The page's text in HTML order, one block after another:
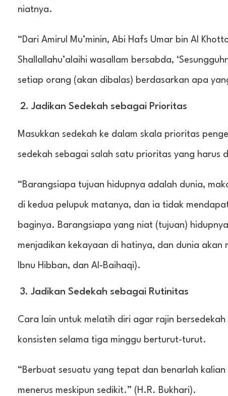
niatnya.
“Dari Amirul Mu’minin, Abi Hafs Umar bin Al
Shallallahu’alaihi wasallam bersabda,
setiap orang (akan dibalas) berdasarkan apa
2. Jadikan Sedekah sebagai Prioritas
Masukkan sedekah ke dalam skala prioritas
sedekah sebagai salah satu prioritas yang harus
“Barangsiapa tujuan hidupnya adalah dunia,
di kedua pelupuk matanya, dan ia tidak
baginya. Barangsiapa yang niat (tujuan)
menjadikan kekayaan di hatinya, dan dunia
Ibnu Hibban, dan Al-Baihaqi).
3. Jadikan Sedekah sebagai Rutinitas
Cara lain untuk melatih diri agar rajin
konsisten selama tiga minggu berturut-turut.
“Berbuat sesuatu yang tepat dan benarlah
menerus meskipun sedikit.” (H.R. Bukhari).